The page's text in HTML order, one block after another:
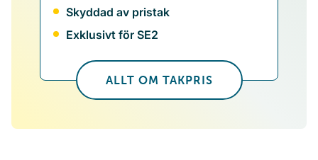
Skyddad av pristak
Exklusivt för SE2
ALLT OM TAKPRIS